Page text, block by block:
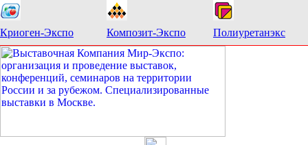
Криоген-Экспо Композит-Экспо Полиуретанэкс